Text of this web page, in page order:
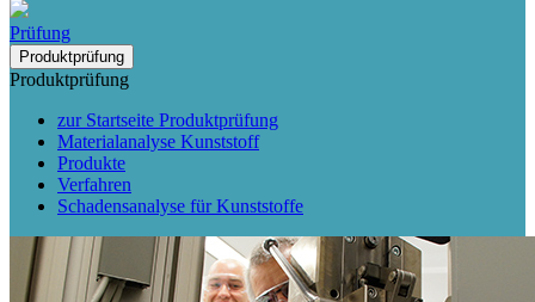
Prüfung
Produktprüfung
Produktprüfung
zur Startseite Produktprüfung
Materialanalyse Kunststoff
Produkte
Verfahren
Schadensanalyse für Kunststoffe